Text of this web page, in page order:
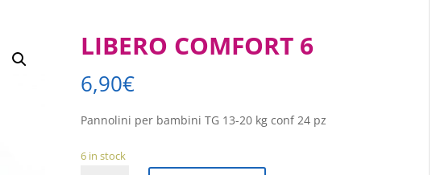
LIBERO COMFORT 6
6,90€
Pannolini per bambini TG 13-20 kg conf 24 pz
6 in stock